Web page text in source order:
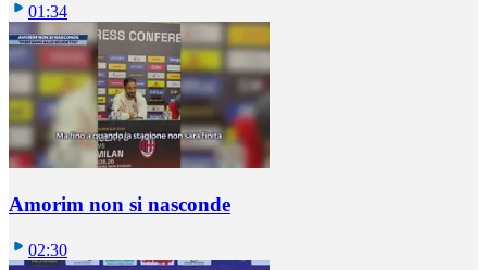
01:34
Amorim non si nasconde
02:30